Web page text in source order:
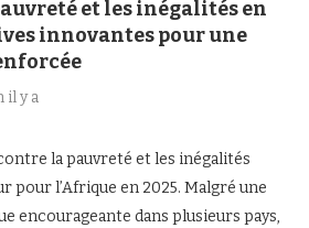
et les inégalités en
innovantes pour une
il y a
la pauvreté et les inégalités
pour l’Afrique en 2025. Malgré une
encourageante dans plusieurs pays,